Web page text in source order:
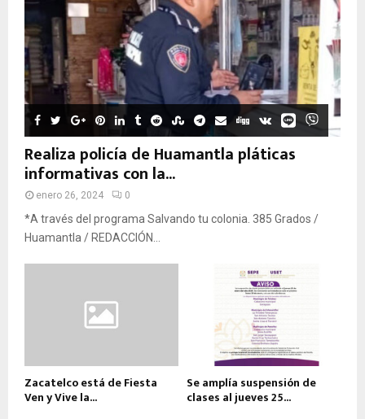
Realiza policía de Huamantla pláticas
informativas con la...
enero 26, 2024 0
*A través del programa Salvando tu colonia. 385 Grados /
Huamantla / REDACCIÓN...
Zacatelco está de Fiesta
Ven y Vive la...
Se amplía suspensión de
clases al jueves 25...